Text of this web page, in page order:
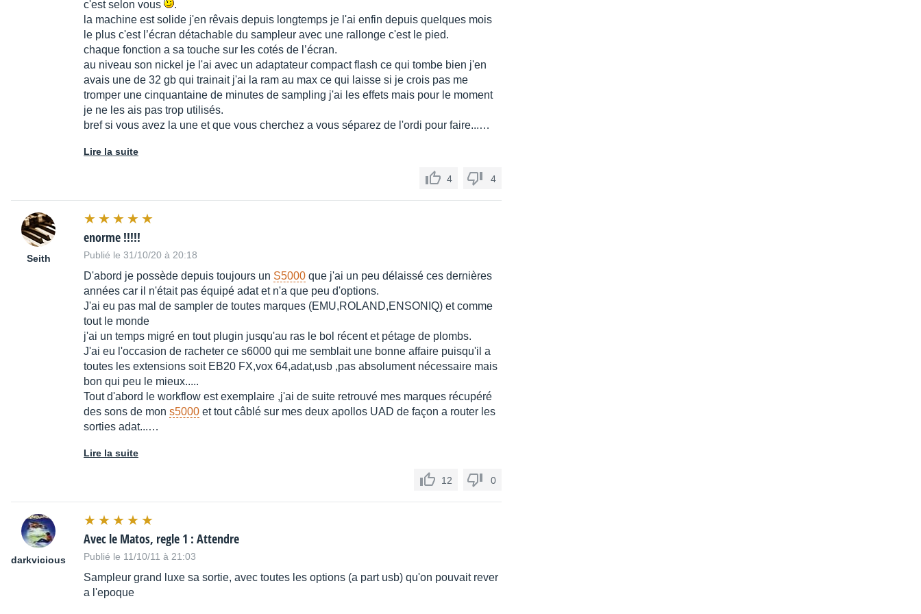
c'est selon vous
.
la machine est solide j'en rêvais depuis longtemps je l'ai enfin depuis quelques mois
le plus c'est l’écran détachable du sampleur avec une rallonge c'est le pied.
chaque fonction a sa touche sur les cotés de l’écran.
au niveau son nickel je l'ai avec un adaptateur compact flash ce qui tombe bien j'en
avais une de 32 gb qui trainait j'ai la ram au max ce qui laisse si je crois pas me
tromper une cinquantaine de minutes de sampling j'ai les effets mais pour le moment
je ne les ais pas trop utilisés.
bref si vous avez la une et que vous cherchez a vous séparez de l'ordi pour faire...…
Lire la suite
4 4
Seith
enorme !!!!!
Publié le 31/10/20 à 20:18
D'abord je possède depuis toujours un S5000 que j'ai un peu délaissé ces dernières
années car il n'était pas équipé adat et n'a que peu d'options.
J'ai eu pas mal de sampler de toutes marques (EMU,ROLAND,ENSONIQ) et comme
tout le monde
j'ai un temps migré en tout plugin jusqu'au ras le bol récent et pétage de plombs.
J'ai eu l'occasion de racheter ce s6000 qui me semblait une bonne affaire puisqu'il a
toutes les extensions soit EB20 FX,vox 64,adat,usb ,pas absolument nécessaire mais
bon qui peu le mieux.....
Tout d'abord le workflow est exemplaire ,j'ai de suite retrouvé mes marques récupéré
des sons de mon s5000 et tout câblé sur mes deux apollos UAD de façon a router les
sorties adat...…
Lire la suite
12 0
darkvicious
Avec le Matos, regle 1 : Attendre
Publié le 11/10/11 à 21:03
Sampleur grand luxe sa sortie, avec toutes les options (a part usb) qu'on pouvait rever
a l'epoque